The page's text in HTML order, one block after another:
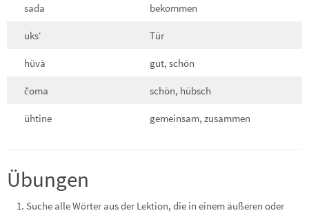
sada bekommen
uks‘ Tür
hüvä gut, schön
čoma schön, hübsch
ühtine gemeinsam, zusammen
Übungen
Suche alle Wörter aus der Lektion, die in einem äußeren oder